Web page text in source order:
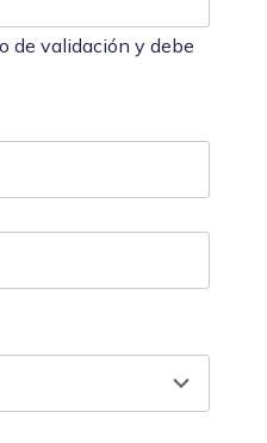
de validación y debe